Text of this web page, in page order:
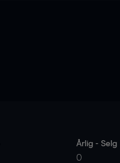
Årlig - Selg
0